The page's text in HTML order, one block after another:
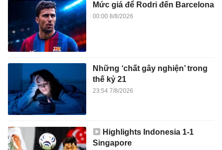
Mức giá để Rodri đến Barcelona
00:00 8/8/2026
Những ‘chất gây nghiện’ trong
thế kỷ 21
23:54 7/8/2026
Highlights Indonesia 1-1
Singapore